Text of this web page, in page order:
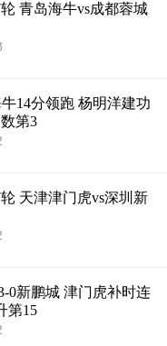
青岛海牛vs成都蓉城
14分领跑 杨明洋建功
第3
天津津门虎vs深圳新
0新鹏城 津门虎补时连
第15